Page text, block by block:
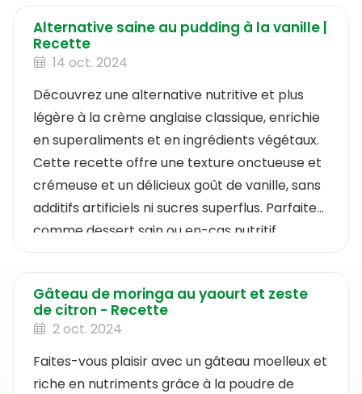
Alternative saine au pudding à la vanille |
Recette
14 oct. 2024
Découvrez une alternative nutritive et plus
légère à la crème anglaise classique, enrichie
en superaliments et en ingrédients végétaux.
Cette recette offre une texture onctueuse et
crémeuse et un délicieux goût de vanille, sans
additifs artificiels ni sucres superflus. Parfaite
comme dessert sain ou en-cas nutritif.
Gâteau de moringa au yaourt et zeste
de citron - Recette
2 oct. 2024
Faites-vous plaisir avec un gâteau moelleux et
riche en nutriments grâce à la poudre de